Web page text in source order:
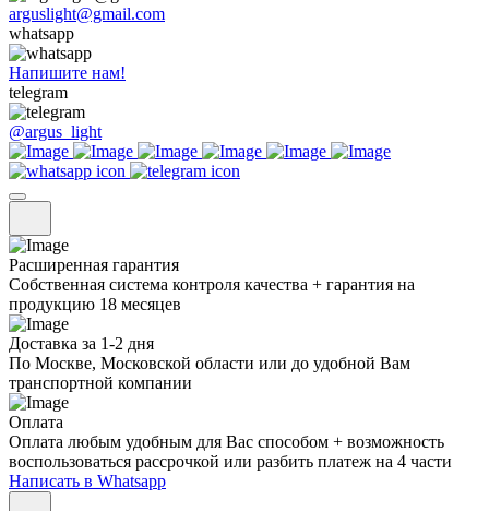
arguslight@gmail.com
whatsapp
Напишите нам!
telegram
@argus_light
Расширенная гарантия
Собственная система контроля качества + гарантия на
продукцию 18 месяцев
Доставка за 1-2 дня
По Москве, Московской области или до удобной Вам
транспортной компании
Оплата
Оплата любым удобным для Вас способом + возможность
воспользоваться рассрочкой или разбить платеж на 4 части
Написать в Whatsapp